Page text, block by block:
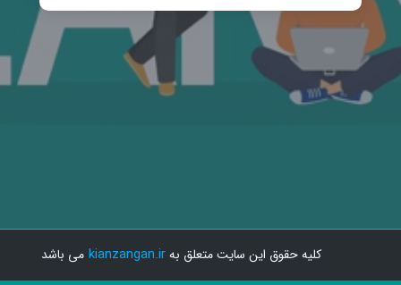
کلیه حقوق این سایت متعلق بهkianzangan.ir می باشد